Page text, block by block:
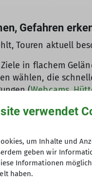
Gefahren
Touren aktuell
in flachem
wählen, die
(Webcams,
auch in den
teils
Wege
verwendet
um Inhalte und
geben wir
Informationen
haben.